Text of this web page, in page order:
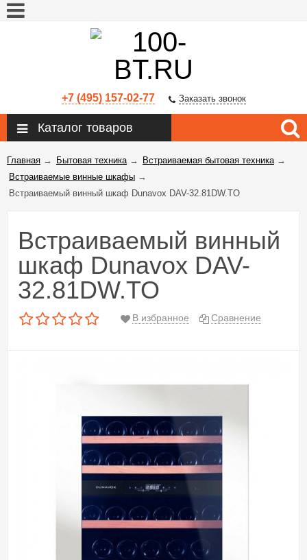
+7 (495) 157-02-77 Заказать звонок
Каталог товаров
Главная → Бытовая техника→ Встраиваемая бытовая техника→
Встраиваемые винные шкафы →
Встраиваемый винный шкаф Dunavox DAV-32.81DW.TO
Встраиваемый винный
шкаф Dunavox DAV-
32.81DW.TO
В избранное Сравнение